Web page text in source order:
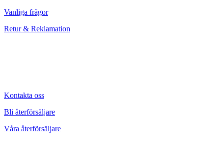
Vanliga frågor
Retur & Reklamation
Kontakta oss
Bli återförsäljare
Våra återförsäljare